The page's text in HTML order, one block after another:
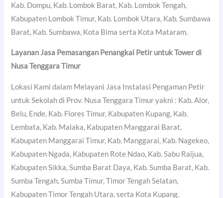
Kab. Dompu, Kab. Lombok Barat, Kab. Lombok Tengah,
Kabupaten Lombok Timur, Kab. Lombok Utara, Kab. Sumbawa
Barat, Kab. Sumbawa, Kota Bima serta Kota Mataram.
Layanan Jasa Pemasangan Penangkal Petir untuk Tower di
Nusa Tenggara Timur
Lokasi Kami dalam Melayani Jasa Instalasi Pengaman Petir
untuk Sekolah di Prov. Nusa Tenggara Timur yakni : Kab. Alor,
Belu, Ende, Kab. Flores Timur, Kabupaten Kupang, Kab.
Lembata, Kab. Malaka, Kabupaten Manggarai Barat,
Kabupaten Manggarai Timur, Kab. Manggarai, Kab. Nagekeo,
Kabupaten Ngada, Kabupaten Rote Ndao, Kab. Sabu Raijua,
Kabupaten Sikka, Sumba Barat Daya, Kab. Sumba Barat, Kab.
Sumba Tengah, Sumba Timur, Timor Tengah Selatan,
Kabupaten Timor Tengah Utara, serta Kota Kupang.